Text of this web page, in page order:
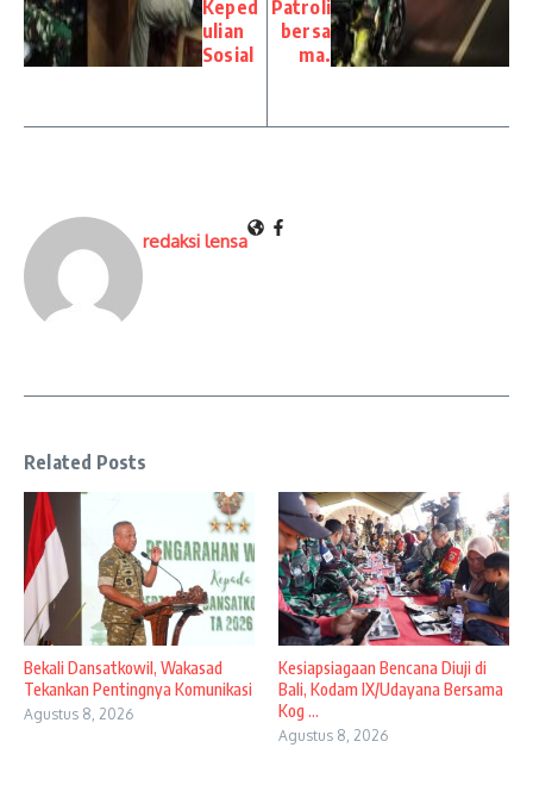
Keped
ulian
Sosial
Patroli
bersa
ma.
redaksi lensa
Related Posts
Bekali Dansatkowil, Wakasad
Tekankan Pentingnya Komunikasi
Agustus 8, 2026
Kesiapsiagaan Bencana Diuji di
Bali, Kodam IX/Udayana Bersama
Kog ...
Agustus 8, 2026